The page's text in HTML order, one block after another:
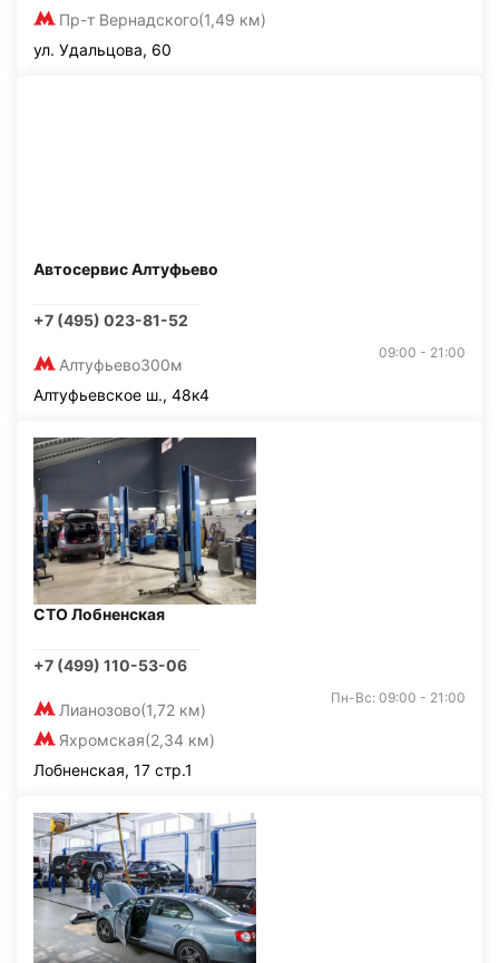
Пр-т Вернадского(1,49 км)
ул. Удальцова, 60
Автосервис Алтуфьево
+7 (495) 023-81-52
Алтуфьево300м
09:00 - 21:00
Алтуфьевское ш., 48к4
СТО Лобненская
+7 (499) 110-53-06
Лианозово(1,72 км)
Яхромская(2,34 км)
Пн-Вс: 09:00 - 21:00
Лобненская, 17 стр.1